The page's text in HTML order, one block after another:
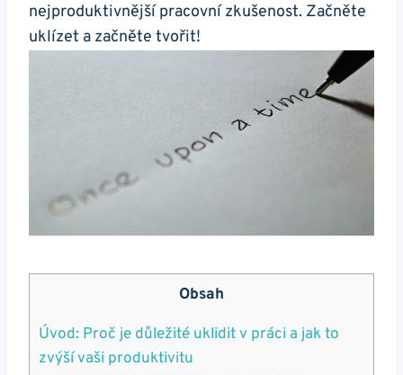
nejproduktivnější pracovní zkušenost. Začněte
uklízet a začněte tvořit!
Obsah
Úvod: Proč je důležité uklidit v práci a jak to
zvýší vaši produktivitu